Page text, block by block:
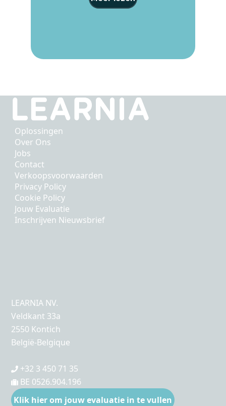
Oplossingen
Over Ons
Jobs
Contact
Verkoopsvoorwaarden
Privacy Policy
Cookie Policy
Jouw Evaluatie
Inschrijven Nieuwsbrief
LEARNIA NV.
Veldkant 33a
2550 Kontich
België-Belgique
+32 3 450 71 35
BE 0526.904.196
Klik hier om jouw evaluatie in te vullen